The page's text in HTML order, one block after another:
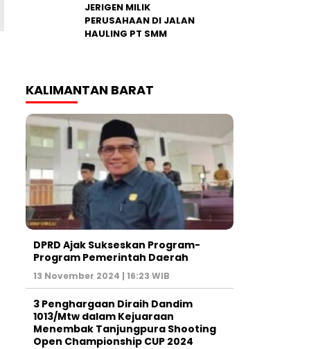
JERIGEN MILIK
PERUSAHAAN DI JALAN
HAULING PT SMM
KALIMANTAN BARAT
DPRD Ajak Sukseskan Program-
Program Pemerintah Daerah
13 November 2024 | 16:23 WIB
3 Penghargaan Diraih Dandim
1013/Mtw dalam Kejuaraan
Menembak Tanjungpura Shooting
Open Championship CUP 2024